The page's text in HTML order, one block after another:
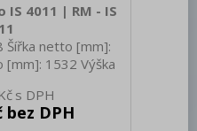
4011 | RM - IS
Šířka netto [mm]:
1532 Výška
1310 Hloubka
brutto [mm]:
bez DPH